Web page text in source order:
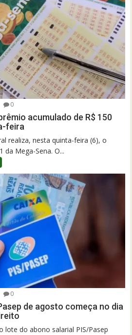
0
acumulado de R$ 150
feira
realiza, nesta quinta-feira (6), o
da Mega-Sena. O...
0
de agosto começa no dia
lote do abono salarial PIS/Pasep